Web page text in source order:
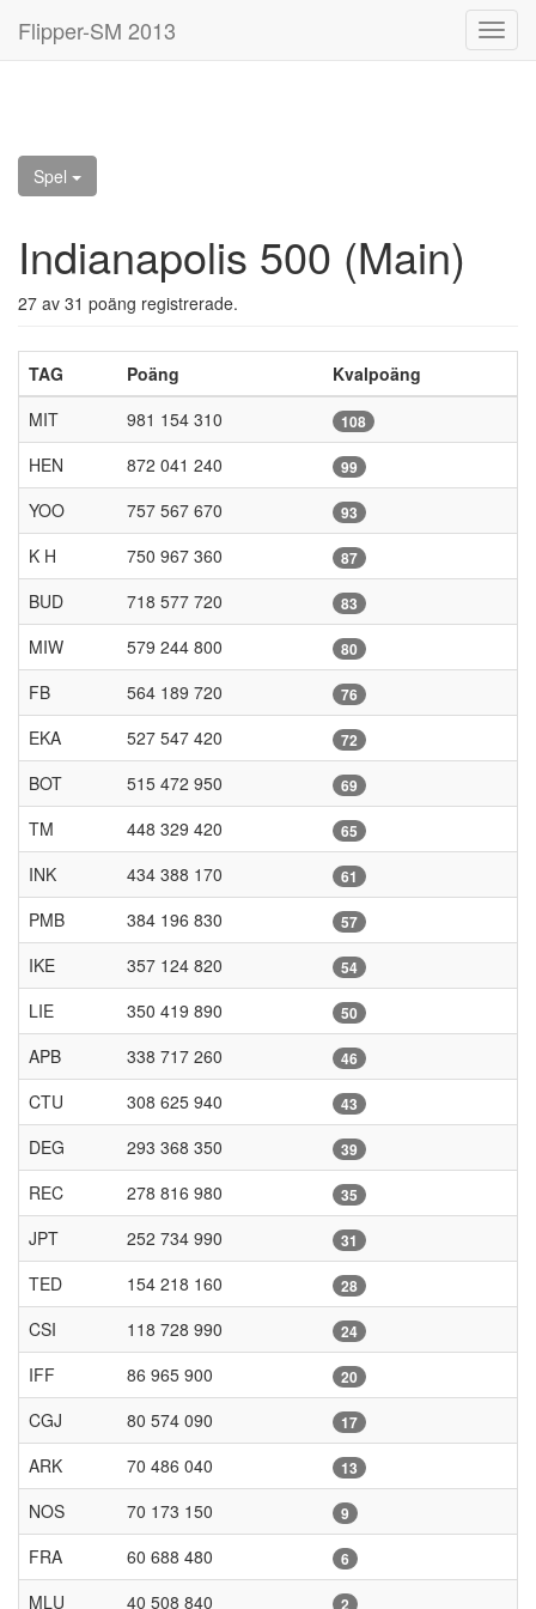
Flipper-SM 2013
Spel
Indianapolis 500 (Main)
27 av 31 poäng registrerade.
TAG Poäng
Kvalpoäng
MIT
981 154 310 108
HEN 872 041 240 99
YOO 757 567 670 93
K H 750 967 360 87
BUD 718 577 720 83
MIW 579 244 800 80
FB 564 189 720 76
EKA 527 547 420 72
BOT 515 472 950 69
TM 448 329 420 65
INK 434 388 170 61
PMB 384 196 830 57
IKE 357 124 820 54
LIE 350 419 890 50
APB 338 717 260 46
CTU 308 625 940 43
DEG 293 368 350 39
REC 278 816 980 35
JPT 252 734 990 31
TED 154 218 160 28
CSI 118 728 990 24
IFF 86 965 900 20
CGJ 80 574 090 17
ARK 70 486 040 13
NOS 70 173 150 9
FRA 60 688 480 6
MLU 40 508 840 2